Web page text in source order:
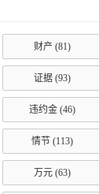
财产 (81)
证据 (93)
违约金 (46)
情节 (113)
万元 (63)